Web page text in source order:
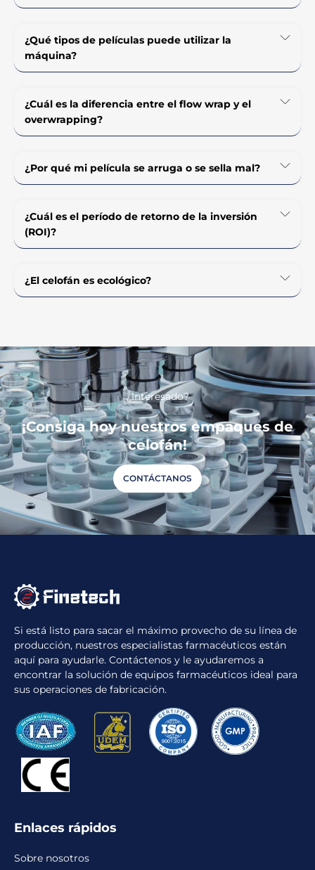
¿Qué tipos de películas puede utilizar la
máquina?
¿Cuál es la diferencia entre el flow wrap y el
overwrapping?
¿Por qué mi película se arruga o se sella mal?
¿Cuál es el período de retorno de la inversión
(ROI)?
¿El celofán es ecológico?
¿Interesado?
¡Consiga hoy nuestros empaques de
celofán!
CONTÁCTANOS
Si está listo para sacar el máximo provecho de su línea de
producción, nuestros especialistas farmacéuticos están
aquí para ayudarle. Contáctenos y le ayudaremos a
encontrar la solución de equipos farmacéuticos ideal para
sus operaciones de fabricación.
Enlaces rápidos
Sobre nosotros